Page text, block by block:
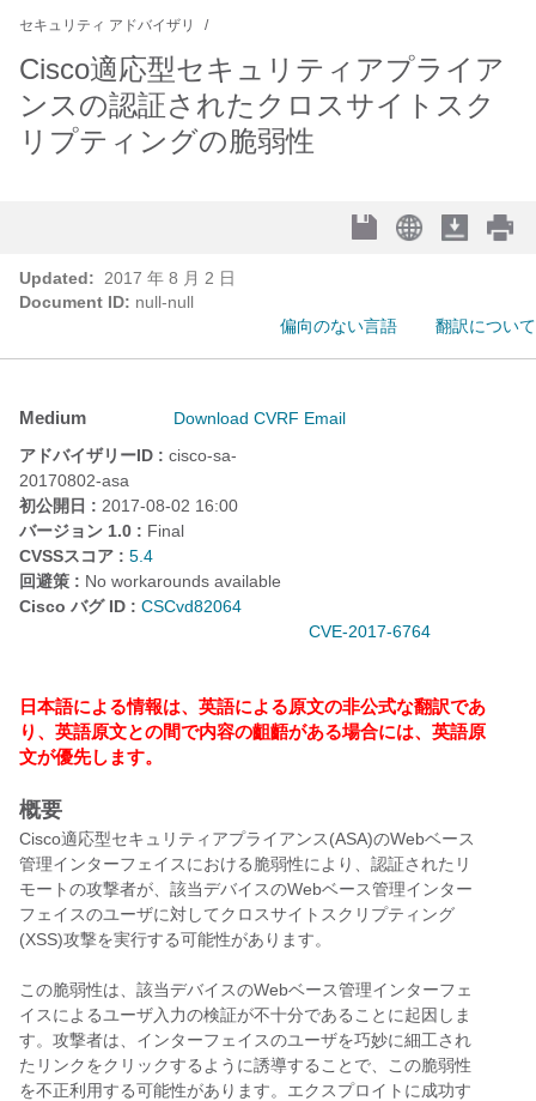
セキュリティ アドバイザリ
Cisco適応型セキュリティアプライア
ンスの認証されたクロスサイトスク
リプティングの脆弱性
Updated:
2017 年 8 月 2 日
Document ID: null-null
偏向のない言語
翻訳について
Medium Download CVRF Email
アドバイザリーID : cisco-sa-
20170802-asa
初公開日 : 2017-08-02 16:00
バージョン 1.0 : Final
CVSSスコア : 5.4
回避策 : No workarounds available
Cisco バグ ID : CSCvd82064
CVE-2017-6764
日本語による情報は、英語による原文の非公式な翻訳であ
り、英語原文との間で内容の齟齬がある場合には、英語原
文が優先します。
概要
Cisco適応型セキュリティアプライアンス(ASA)のWebベース
管理インターフェイスにおける脆弱性により、認証されたリ
モートの攻撃者が、該当デバイスのWebベース管理インター
フェイスのユーザに対してクロスサイトスクリプティング
(XSS)攻撃を実行する可能性があります。
この脆弱性は、該当デバイスのWebベース管理インターフェ
イスによるユーザ入力の検証が不十分であることに起因しま
す。攻撃者は、インターフェイスのユーザを巧妙に細工され
たリンクをクリックするように誘導することで、この脆弱性
を不正利用する可能性があります。エクスプロイトに成功す